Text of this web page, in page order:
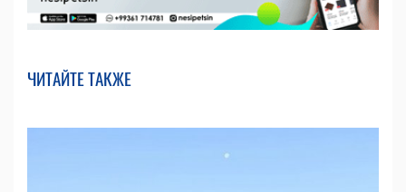
ЧИТАЙТЕ ТАКЖЕ